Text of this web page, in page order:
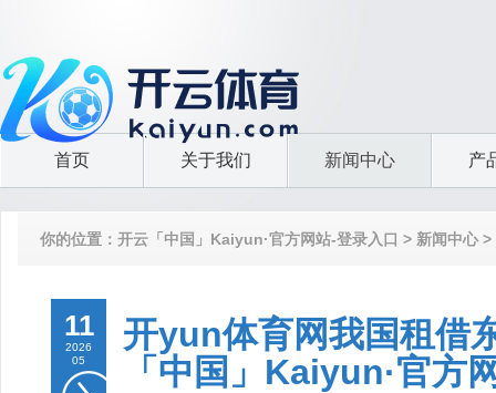
首页 关于我们 新闻中心 产
你的位置： 开云「中国」Kaiyun·官方网站-登录入口 > 新闻中心>
11
2026
05
开yun体育网我国租借
「中国」Kaiyun·官方